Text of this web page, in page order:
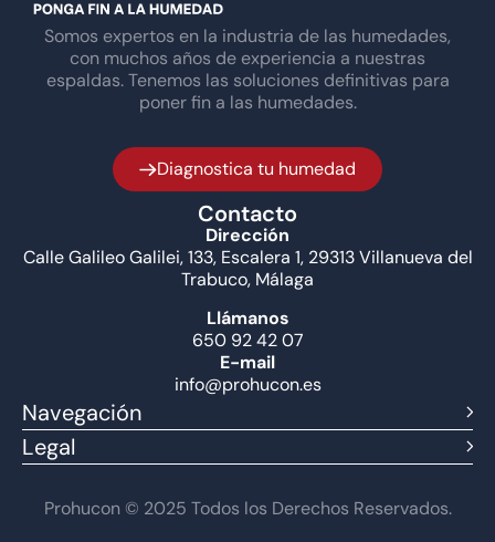
Somos expertos en la industria de las humedades,
con muchos años de experiencia a nuestras
espaldas. Tenemos las soluciones definitivas para
poner fin a las humedades.
Diagnostica tu humedad
Contacto
Dirección
Calle Galileo Galilei, 133, Escalera 1, 29313 Villanueva del
Trabuco, Málaga
Llámanos
650 92 42 07
E-mail
info@prohucon.es
Navegación
Legal
Prohucon © 2025 Todos los Derechos Reservados.